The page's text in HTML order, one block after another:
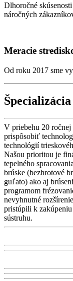
Dlhoročné
náročných
Meracie
Od roku 2017 sme
Špecializácia
V priebehu 20
prispôsobiť
technológií
Našou prioritou je
tepelného
brúske (bezhrotové
guľato) ako aj
programom
nevyhnutné
pristúpili k
sústruhu.